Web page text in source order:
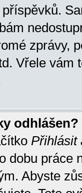
zprávy,
Vřele vám
odhlášen?
Přihlásit
dobu práce
Abyste